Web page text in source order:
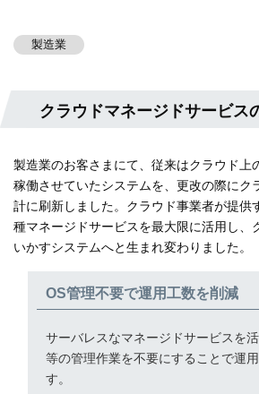
製造業
クラウドマネージドサービス
製造業のお客さまにて、従来はクラウド上
稼働させていたシステムを、更改の際にク
計に刷新しました。クラウド事業者が提供
種マネージドサービスを最大限に活用し、
いかすシステムへと生まれ変わりました。
OS管理不要で運用工数を削減
サーバレスなマネージドサービスを
等の管理作業を不要にすることで運
す。